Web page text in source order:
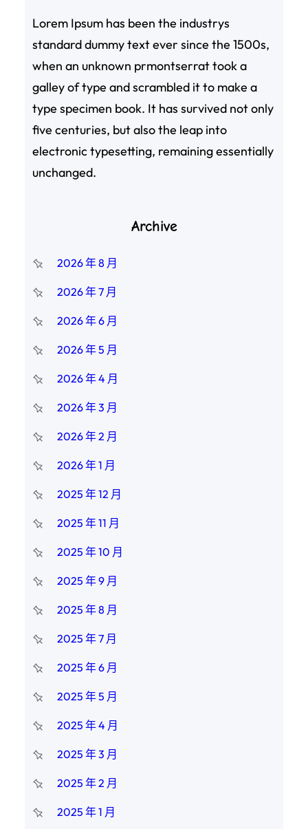
Lorem Ipsum has been the industrys
standard dummy text ever since the 1500s,
when an unknown prmontserrat took a
galley of type and scrambled it to make a
type specimen book. It has survived not only
five centuries, but also the leap into
electronic typesetting, remaining essentially
unchanged.
Archive
2026 年 8 月
2026 年 7 月
2026 年 6 月
2026 年 5 月
2026 年 4 月
2026 年 3 月
2026 年 2 月
2026 年 1 月
2025 年 12 月
2025 年 11 月
2025 年 10 月
2025 年 9 月
2025 年 8 月
2025 年 7 月
2025 年 6 月
2025 年 5 月
2025 年 4 月
2025 年 3 月
2025 年 2 月
2025 年 1 月